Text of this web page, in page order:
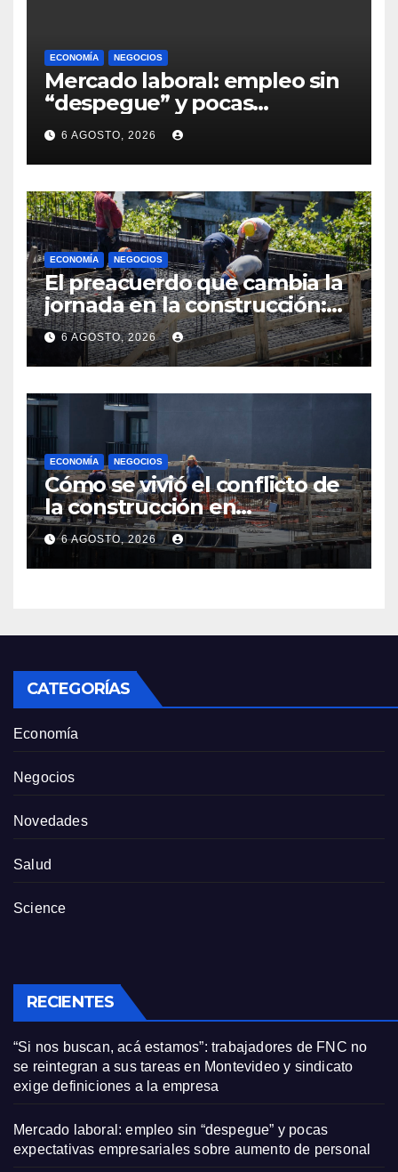
ECONOMÍA NEGOCIOS
Mercado laboral: empleo sin
“despegue” y pocas
expectativas empresariales
sobre aumento de personal
6 AGOSTO, 2026
ECONOMÍA NEGOCIOS
El preacuerdo que cambia la
jornada en la construcción:
menos horas, subas reales y
convenio hasta 2031
6 AGOSTO, 2026
ECONOMÍA NEGOCIOS
Cómo se vivió el conflicto de
la construcción en
Maldonado, un
departamento donde el
sector tiene sus
6 AGOSTO, 2026
CATEGORÍAS
Economía
Negocios
Novedades
Salud
Science
RECIENTES
“Si nos buscan, acá estamos”: trabajadores de FNC no
se reintegran a sus tareas en Montevideo y sindicato
exige definiciones a la empresa
Mercado laboral: empleo sin “despegue” y pocas
expectativas empresariales sobre aumento de personal